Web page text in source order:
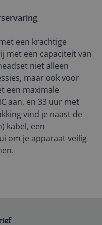
een krachtige
met een capaciteit van
niet alleen
maar ook voor
een maximale
aan, en 33 uur met
vind je naast de
kabel, een
om je apparaat veilig